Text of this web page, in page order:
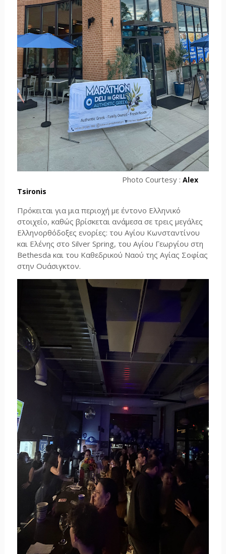
Photo Courtesy : Alex
Tsironis
Πρόκειται για μια περιοχή με έντονο Ελληνικό
στοιχείο, καθώς βρίσκεται ανάμεσα σε τρεις μεγάλες
Ελληνορθόδοξες ενορίες: του Αγίου Κωνσταντίνου
και Ελένης στο Silver Spring, του Αγίου Γεωργίου στη
Bethesda και του Καθεδρικού Ναού της Αγίας Σοφίας
στην Ουάσιγκτον.